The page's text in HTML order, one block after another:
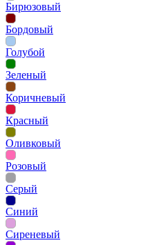
Бирюзовый
Бордовый
Голубой
Зеленый
Коричневый
Красный
Оливковый
Розовый
Серый
Синий
Сиреневый